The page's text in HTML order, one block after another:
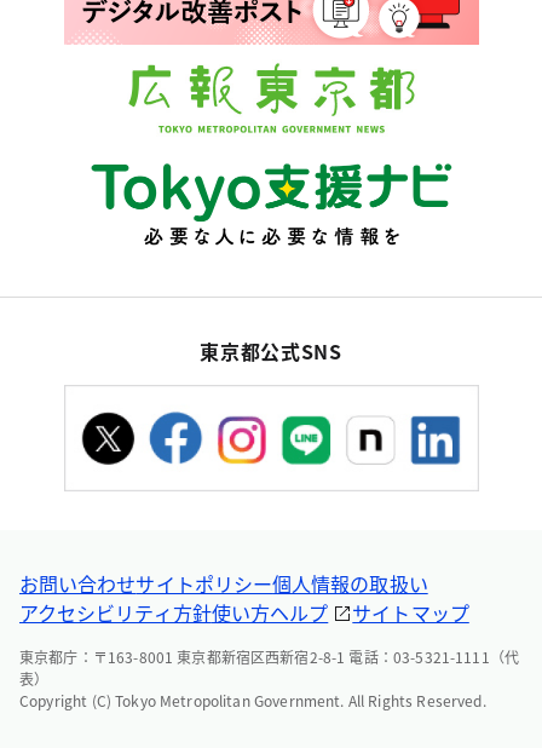
東京都公式SNS
お問い合わせサイトポリシー個人情報の取扱い
アクセシビリティ方針使い方ヘルプ サイトマップ
東京都庁：〒163-8001 東京都新宿区西新宿2-8-1 電話：03-5321-1111（代
表）
Copyright (C) Tokyo Metropolitan Government. All Rights Reserved.